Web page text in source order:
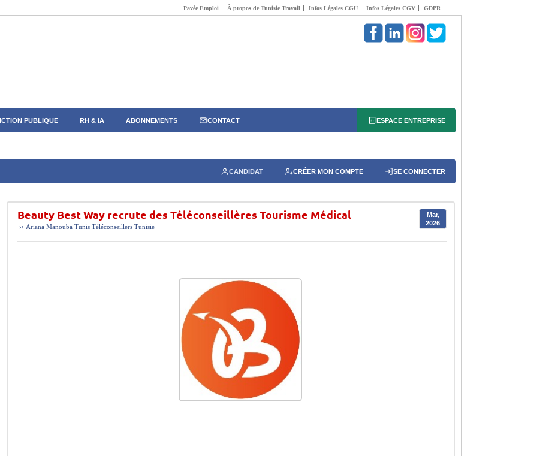
Pavée Emploi À propos de Tunisie Travail Infos Légales CGU Infos Légales CGV GDPR
PUBLIQUE RH & IA ABONNEMENTS CONTACT ESPACE ENTREPRISE
CANDIDAT CRÉER MON COMPTE SE CONNECTER
Beauty Best Way recrute des Téléconseillères Tourisme Médical
Mar,
2026
›› Ariana Manouba Tunis Téléconseillers Tunisie